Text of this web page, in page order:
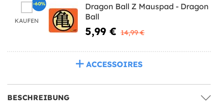
KAUFEN
Dragon Ball Z Mauspad - Dragon
Ball
5,99 € 14,99 €
-60%
ACCESSOIRES
BESCHREIBUNG